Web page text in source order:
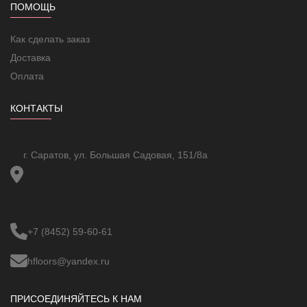
Страна производства
ПОМОЩЬ
Как сделать заказ
Доставка
Оплата
КОНТАКТЫ
г. Саратов, ул. Большая Садовая, 151/8а
+7 (8452) 59-60-61
hfloors@yandex.ru
ПРИСОЕДИНЯЙТЕСЬ К НАМ